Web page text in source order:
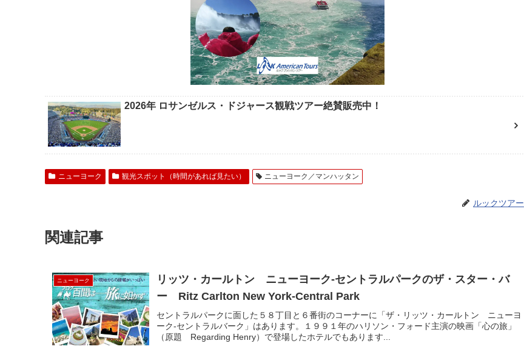
2026年 ロサンゼルス・ドジャース観戦ツアー絶賛販売中！
ニューヨーク 観光スポット（時間があれば見たい） ニューヨーク／マンハッタン
ルックツアー
関連記事
ニューヨーク
リッツ・カールトン ニューヨーク-セントラルパークのザ・スター・バ
ー Ritz Carlton New York-Central Park
セントラルパークに面した５８丁目と６番街のコーナーに「ザ・リッツ・カールトン ニューヨ
ーク‐セントラルバーク」はあります。１９９１年のハリソン・フォード主演の映画「心の旅」
（原題 Regarding Henry）で登場したホテルでもあります...